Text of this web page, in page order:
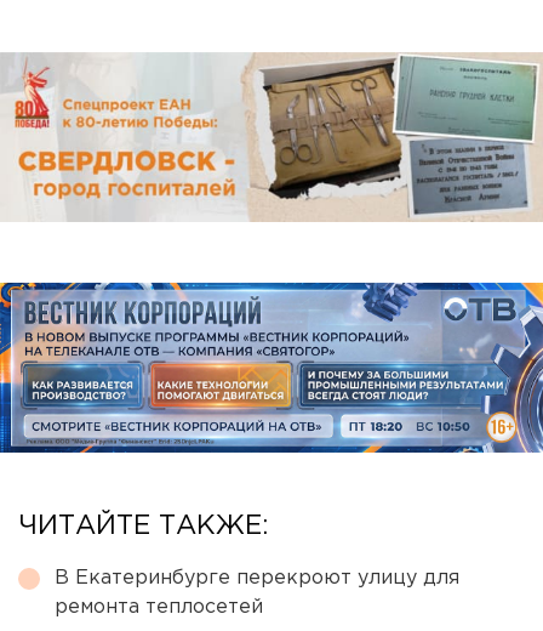
ЧИТАЙТЕ ТАКЖЕ:
В Екатеринбурге перекроют улицу для
ремонта теплосетей